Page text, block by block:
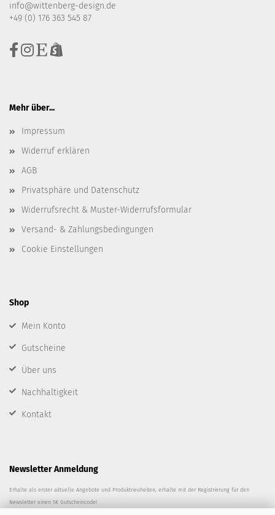
info@wittenberg-design.de
+49 (0) 176 363 545 87
Mehr über...
Impressum
Widerruf erklären
AGB
Privatsphäre und Datenschutz
Widerrufsrecht & Muster-Widerrufsformular
Versand- & Zahlungsbedingungen
Cookie Einstellungen
Shop
Mein Konto
Gutscheine
Über uns
Nachhaltigkeit
Kontakt
Newsletter Anmeldung
Erhalte als erster aktuelle Angebote und Produktneuheiten, erhalte mit der Registrierung für den
Newsletter einen 5€ Gutscheincode!